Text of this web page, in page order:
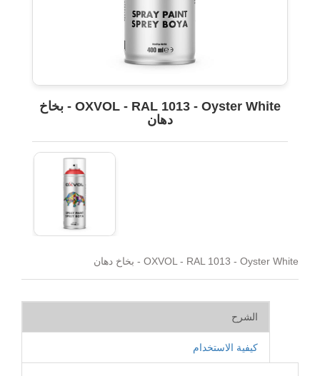
OXVOL - RAL 1013 - Oyster White - بخاخ
دهان
OXVOL - RAL 1013 - Oyster White - بخاخ دهان
الشرح
كيفية الاستخدام